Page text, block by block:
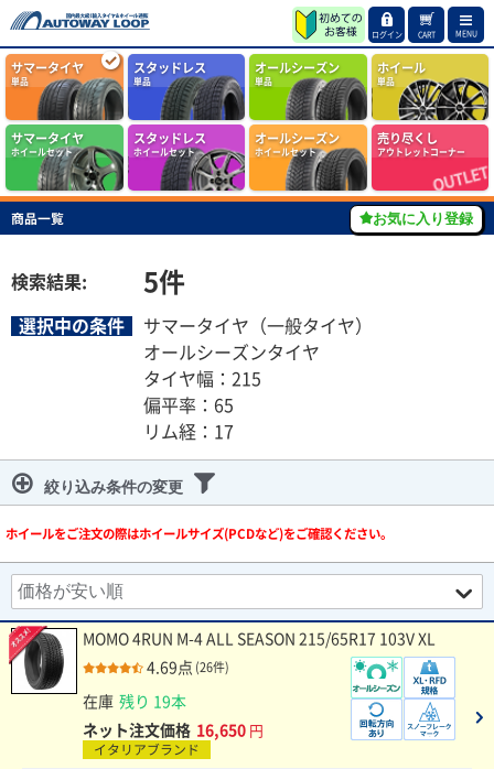
ログイン CART MENU
サマータイヤ
単品
スタッドレス
単品
オールシーズン
単品
ホイール
単品
サマータイヤ
ホイールセット
スタッドレス
ホイールセット
オールシーズン
ホイールセット
売り尽くし
アウトレットコーナー
商品一覧
検索結果: 5件
選択中の条件
サマータイヤ（一般タイヤ）
オールシーズンタイヤ
タイヤ幅：215
偏平率：65
リム経：17
絞り込み条件の変更
ホイールをご注文の際はホイールサイズ(PCDなど)をご確認ください。
お気に入り登録
MOMO 4RUN M-4 ALL SEASON 215/65R17 103V XL
4.69点 (26件)
在庫 残り 19本
ネット注文価格 16,650 円
イタリアブランド